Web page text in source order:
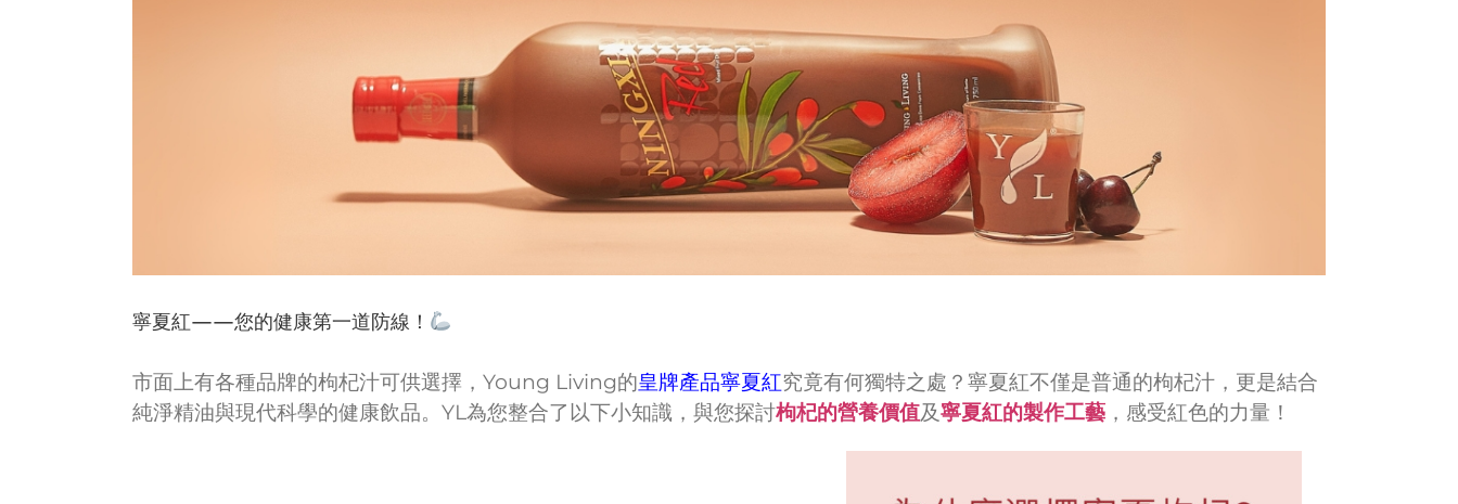
寧夏紅——您的健康第一道防線！
市面上有各種品牌的枸杞汁可供選擇，Young Living的皇牌產品寧夏紅究竟有何獨特之處？寧夏紅不僅是普通的枸杞汁，更是結合
純淨精油與現代科學的健康飲品。YL為您整合了以下小知識，與您探討枸杞的營養價值及寧夏紅的製作工藝 ，感受紅色的力量！